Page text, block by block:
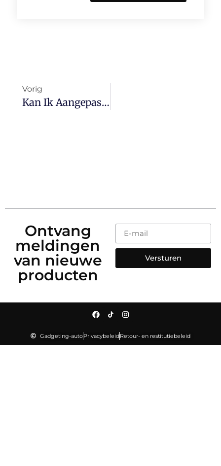
Vorig
Kan Ik Aangepaste Ledverlichting, Sfeerverlichting Of Neonverlichting In Mijn Auto Laten Installeren?
Ontvang
meldingen
van nieuwe
producten
Versturen
Gadgeting-autoPrivacybeleidRetour- en restitutiebeleid